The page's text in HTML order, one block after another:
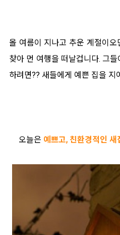
올 여름이 지나고 추운 계절이
찾아 먼 여행을 떠날겁니다. 그
하려면?? 새들에게 예쁜 집을 지
오늘은 예쁘고, 친환경적인 새